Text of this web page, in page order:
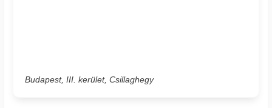
Budapest, III. kerület, Csillaghegy